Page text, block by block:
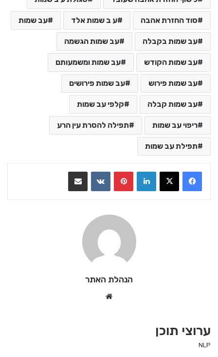
סוד החזרת אהבה ע ב שמות אלד עב שמות
עב שמות בקבלה עב שמות הגשמה
עב שמות הקודש עב שמות ומשמעותם
עב שמות פירוש עב שמות פירושים
עב שמות קבלה קלפי עב שמות
ריפוי עב שמות תפילה להסרת עין הרע
תפילת עב שמות
LinkedIn
VKontakte
הנהלת האתר
ערוצי תוכן
NLP